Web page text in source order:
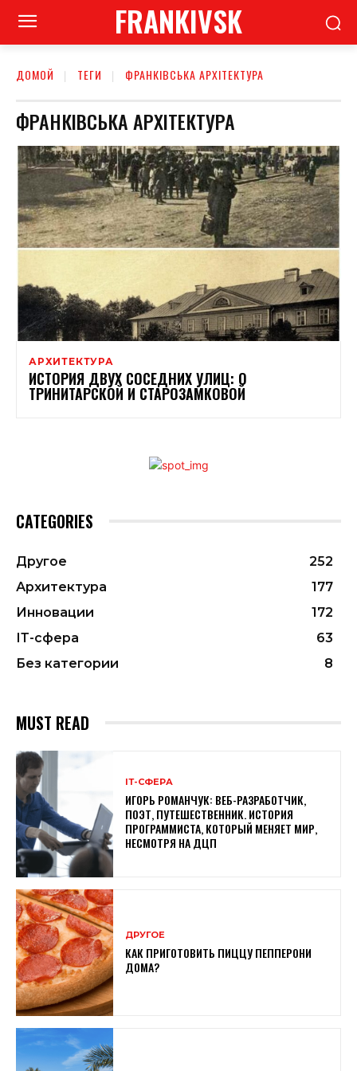
FRANKIVSK
ДОМОЙ ТЕГИ ФРАНКІВСЬКА АРХІТЕКТУРА
ФРАНКІВСЬКА АРХІТЕКТУРА
АРХИТЕКТУРА
ИСТОРИЯ ДВУХ СОСЕДНИХ УЛИЦ: О
ТРИНИТАРСКОЙ И СТАРОЗАМКОВОЙ
CATEGORIES
Другое
252
Архитектура
177
Инновации
172
ІТ-сфера
63
Без категории
8
MUST READ
ІТ-СФЕРА
ИГОРЬ РОМАНЧУК: ВЕБ-РАЗРАБОТЧИК,
ПОЭТ, ПУТЕШЕСТВЕННИК. ИСТОРИЯ
ПРОГРАММИСТА, КОТОРЫЙ МЕНЯЕТ МИР,
НЕСМОТРЯ НА ДЦП
ДРУГОЕ
КАК ПРИГОТОВИТЬ ПИЦЦУ ПЕППЕРОНИ
ДОМА?